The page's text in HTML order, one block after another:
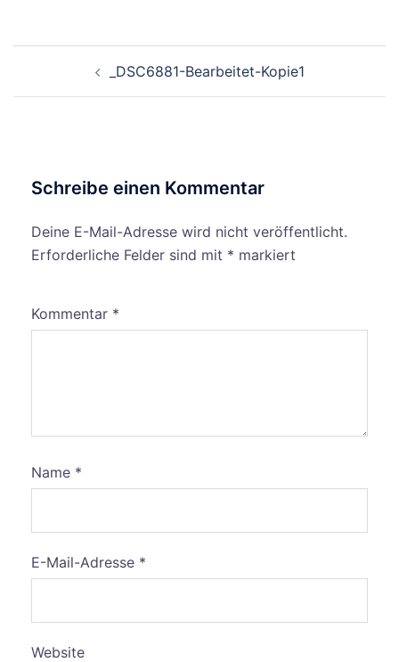
_DSC6881-Bearbeitet-Kopie1
Schreibe einen Kommentar
Deine E-Mail-Adresse wird nicht veröffentlicht.
Erforderliche Felder sind mit * markiert
Kommentar *
Name *
E-Mail-Adresse *
Website